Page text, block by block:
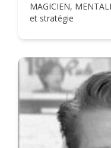
MAGICIEN,
et stratégie